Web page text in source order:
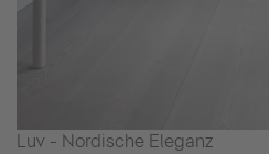
Luv - Nordische Eleganz